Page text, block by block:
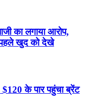
का लगाया आरोप,
पहले खुद को देखे
के पार पहुंचा ब्रेंट